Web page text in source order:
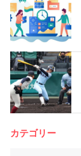
カテゴリー